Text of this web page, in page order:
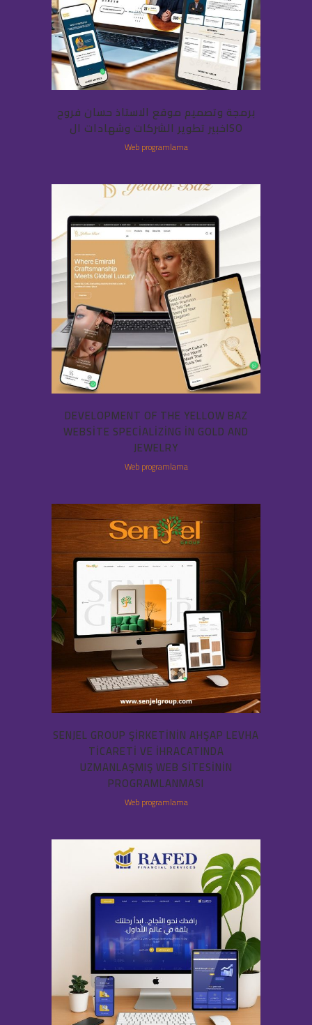
برمجة وتصميم موقع الاستاذ حسان فروح
خبير تطوير الشركات وشهادات الISO
Web programlama
DEVELOPMENT OF THE YELLOW BAZ
WEBSITE SPECIALIZING IN GOLD AND
JEWELRY
Web programlama
SENJEL GROUP ŞIRKETININ AHŞAP LEVHA
TICARETI VE IHRACATINDA
UZMANLAŞMIŞ WEB SITESININ
PROGRAMLANMASI
Web programlama